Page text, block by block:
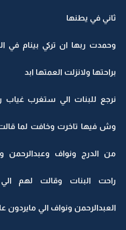
ثاني في يطنها
وحمدت ربها ان تركي بينام
براحتها ولانزلت العمتها ابد
نرجع للبنات الي ستغرب غياب
وش فيها تاخرت وخافت لما
من الدرج ونواف وعبدالرحمن
راحت البنات وقالت لهم
العبدالرحمن ونواف الي مايردون